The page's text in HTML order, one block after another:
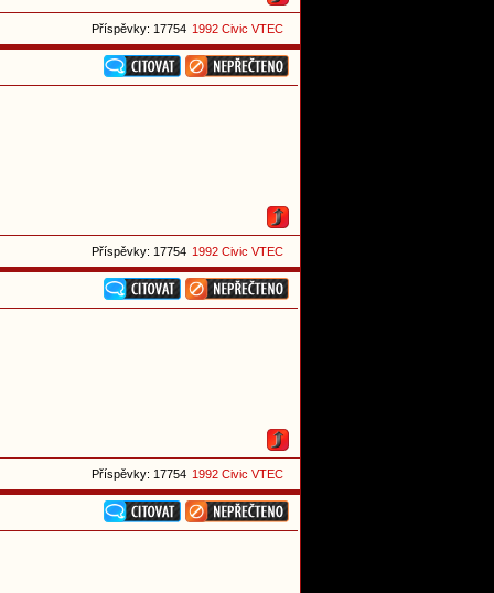
Příspěvky: 17754 1992 Civic VTEC
Příspěvky: 17754 1992 Civic VTEC
Příspěvky: 17754 1992 Civic VTEC